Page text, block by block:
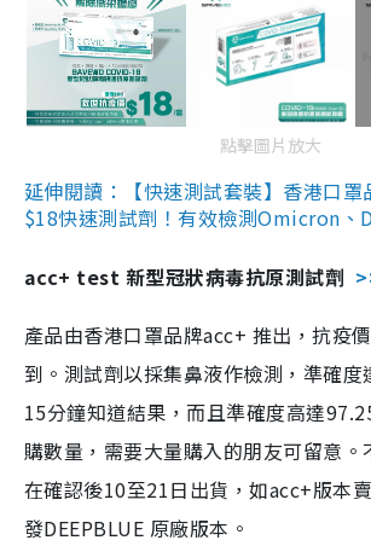
點擊圖片放大
延伸閱讀：【快速測試套裝】香港口
$18快速測試劑！有效檢測Omicron、
acc+ test 新型冠狀病毒抗原測試劑
產品由香港口罩品牌acc+ 推出，抗疫
到。測試劑以採集鼻液作檢測，準確
15分鐘知道結果，而且準確度高達
購數量，需要大量購入的朋友可留意。
在確認後10至21日出貨，如acc+版本
發DEEPBLUE 原廠版本。